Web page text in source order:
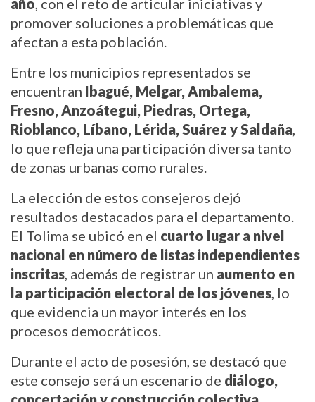
año, con el reto de articular iniciativas y
promover soluciones a problemáticas que
afectan a esta población.
Entre los municipios representados se
encuentran Ibagué, Melgar, Ambalema,
Fresno, Anzoátegui, Piedras, Ortega,
Rioblanco, Líbano, Lérida, Suárez y Saldaña,
lo que refleja una participación diversa tanto
de zonas urbanas como rurales.
La elección de estos consejeros dejó
resultados destacados para el departamento.
El Tolima se ubicó en el cuarto lugar a nivel
nacional en número de listas independientes
inscritas, además de registrar un aumento en
la participación electoral de los jóvenes, lo
que evidencia un mayor interés en los
procesos democráticos.
Durante el acto de posesión, se destacó que
este consejo será un escenario de diálogo,